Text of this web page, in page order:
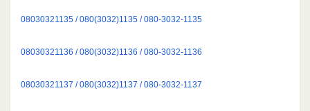
08030321135 / 080(3032)1135 / 080-3032-1135
08030321136 / 080(3032)1136 / 080-3032-1136
08030321137 / 080(3032)1137 / 080-3032-1137